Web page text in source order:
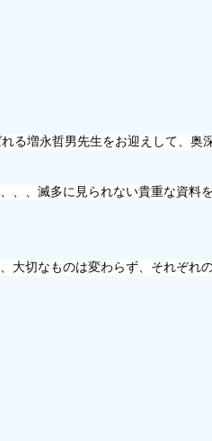
る増永哲男先生をお迎えして、奥
、、滅多に見られない貴重な資料
大切なものは変わらず、それぞれ